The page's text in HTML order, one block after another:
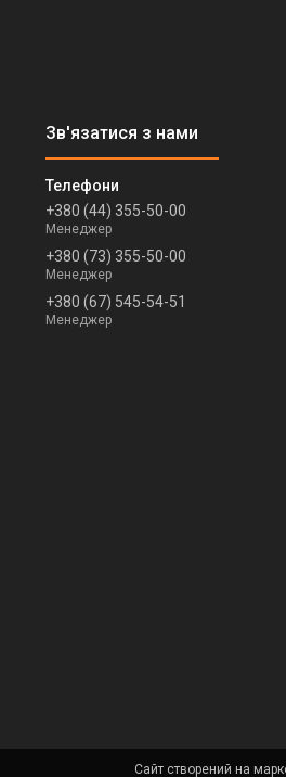
+380 (44) 355-50-00
Менеджер
+380 (73) 355-50-00
Менеджер
+380 (67) 545-54-51
Менеджер
Сайт створений на